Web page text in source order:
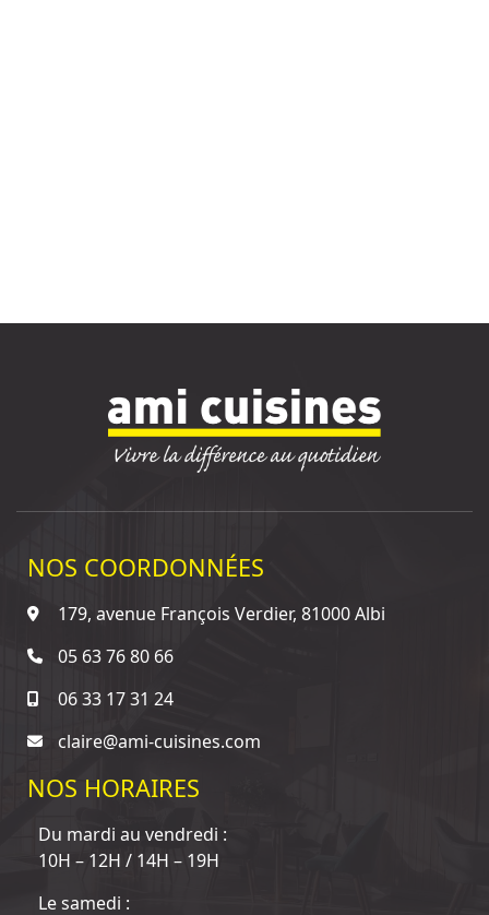
NOS COORDONNÉES
179, avenue François Verdier, 81000 Albi
05 63 76 80 66
06 33 17 31 24
claire@ami-cuisines.com
NOS HORAIRES
Du mardi au vendredi :
10H – 12H / 14H – 19H
Le samedi :